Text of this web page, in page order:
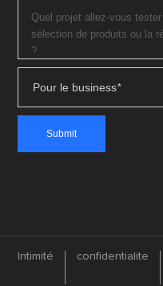
Pour le business*
Intimité confidentialite